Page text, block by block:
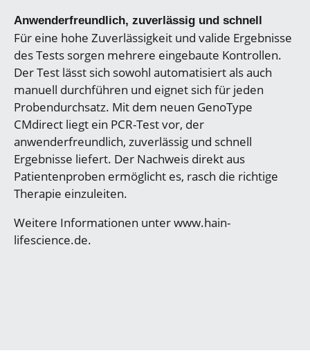
Anwenderfreundlich, zuverlässig und schnell
Für eine hohe Zuverlässigkeit und valide Ergebnisse
des Tests sorgen mehrere eingebaute Kontrollen.
Der Test lässt sich sowohl automatisiert als auch
manuell durchführen und eignet sich für jeden
Probendurchsatz. Mit dem neuen GenoType
CMdirect liegt ein PCR-Test vor, der
anwenderfreundlich, zuverlässig und schnell
Ergebnisse liefert. Der Nachweis direkt aus
Patientenproben ermöglicht es, rasch die richtige
Therapie einzuleiten.
Weitere Informationen unter www.hain-
lifescience.de.